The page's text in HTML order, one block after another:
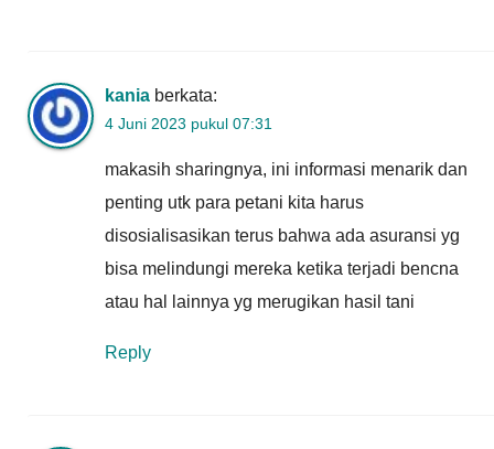
kania berkata:
4 Juni 2023 pukul 07:31
makasih sharingnya, ini informasi menarik dan
penting utk para petani kita harus
disosialisasikan terus bahwa ada asuransi yg
bisa melindungi mereka ketika terjadi bencna
atau hal lainnya yg merugikan hasil tani
Reply